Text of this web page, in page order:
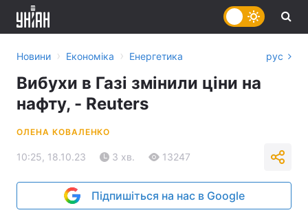
Новини › Економіка › Енергетика рус
Вибухи в Газі змінили ціни на
нафту, - Reuters
ОЛЕНА КОВАЛЕНКО
10:25, 18.10.23 3 хв. 13247
Підпишіться на нас в Google